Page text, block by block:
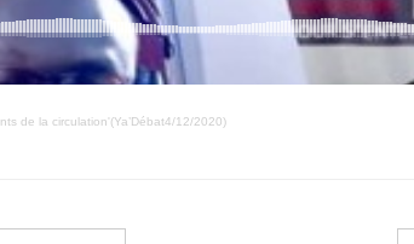
de la circulation'(Ya’Débat4/12/2020)